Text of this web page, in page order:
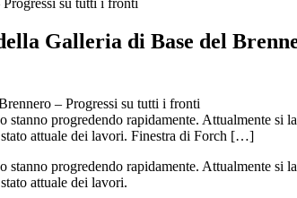
Galleria di Base del
progredendo rapidamente. Attualmente si
stato attuale dei lavori. Finestra di Forch […]
progredendo rapidamente. Attualmente si
attuale dei lavori.